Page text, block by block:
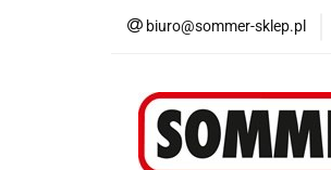
biuro@sommer-sklep.pl